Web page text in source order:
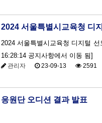
2024 서울특별시교육청 디
2024 서울특별시교육청 디지털 선도학교 지정 메이커· Ai 그린놀 iT VR 온라인 투어 [이 게
16:28:14 공지사항에서 이동 됨]
관리자 23-09-13 2591
응원단 오디션 결과 발표